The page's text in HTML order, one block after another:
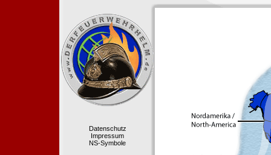
Datenschutz
Impressum
NS-Symbole